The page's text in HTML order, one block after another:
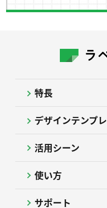
特長
デザインテンプ
活用シーン
使い方
サポート